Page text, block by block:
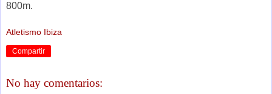
800m.
Atletismo Ibiza
Compartir
No hay comentarios: